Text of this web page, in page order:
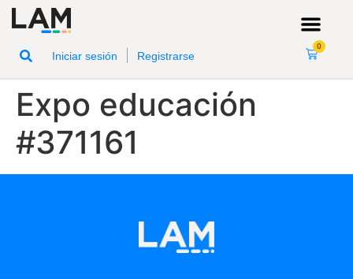
Iniciar sesión Registrarse
0
Expo educación
#371161